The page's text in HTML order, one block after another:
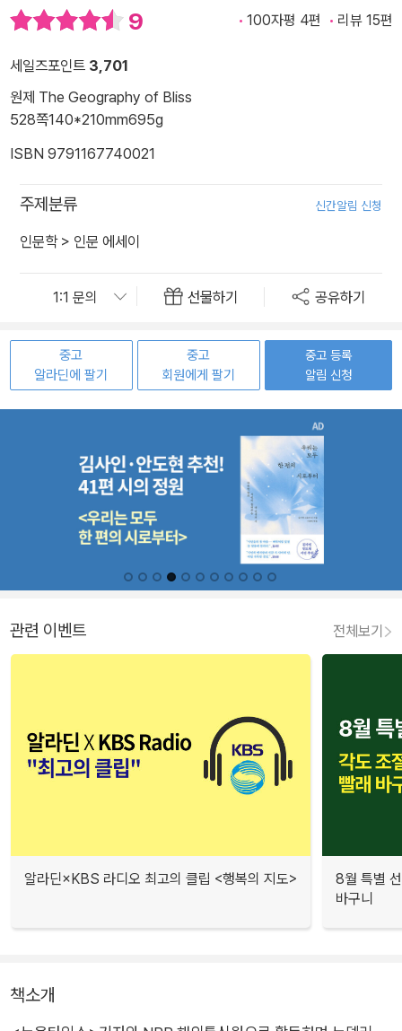
9 100자평 4편 리뷰 15편
세일즈포인트 3,701
원제 The Geography of Bliss
528쪽140*210mm695g
ISBN 9791167740021
주제분류 신간알림 신청
인문학> 인문 에세이
선물하기 공유하기
중고
알라딘에 팔기
중고
회원에게 팔기
중고 등록
알림 신청
관련 이벤트 전체보기
알라딘×KBS 라디오 최고의 클립 <행복의 지도>
8월 특별
바구니
책소개